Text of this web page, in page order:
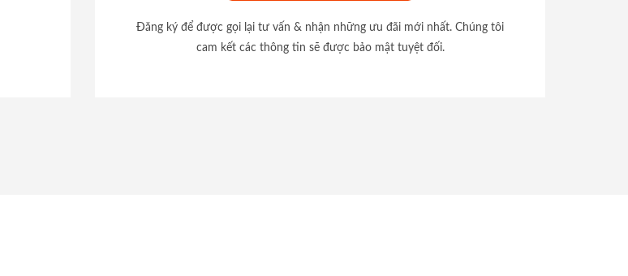
Đăng ký để được gọi lại tư vấn & nhận những ưu đãi mới nhất. Chúng tôi
cam kết các thông tin sẽ được bảo mật tuyệt đối.